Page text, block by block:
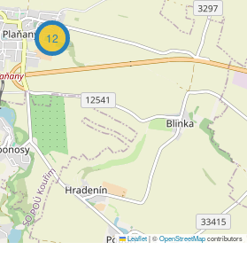
12
Leaflet|©OpenStreetMapcontributors